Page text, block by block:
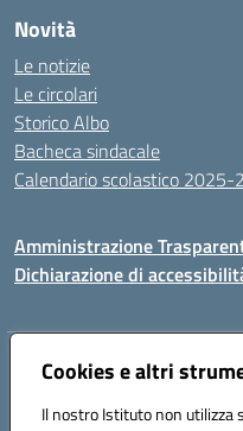
Cookies e altri
Il nostro Istituto non
Novità
Le notizie
Le circolari
Storico Albo
Bacheca sindacale
Calendario scolastico 2025-
Amministrazione
Dichiarazione di
Indirizzo:VIA A. DE GASPERI,
Posta elettronica certificata